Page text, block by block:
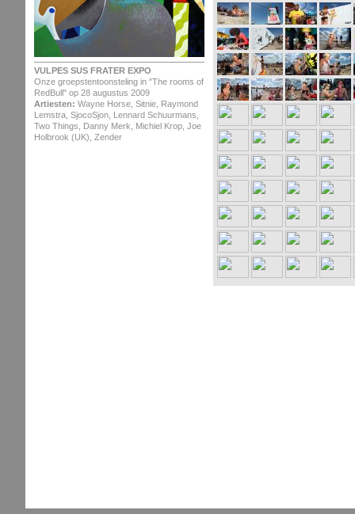
VULPES SUS FRATER EXPO
Onze groepstentoonsteling in "The rooms of
RedBull" op 28 augustus 2009
Artiesten: Wayne Horse, Sitnie, Raymond
Lemstra, SjocoSjon, Lennard Schuurmans,
Two Things, Danny Merk, Michiel Krop, Joe
Holbrook (UK), Zender